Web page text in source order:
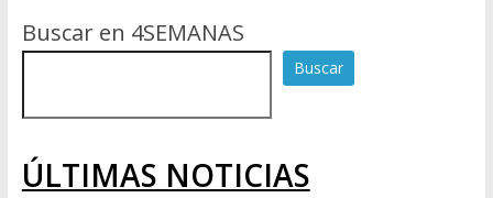
Buscar en 4SEMANAS
Buscar
ÚLTIMAS NOTICIAS